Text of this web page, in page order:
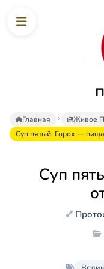
Главная
Живое
Суп пятый. Горох —
Суп